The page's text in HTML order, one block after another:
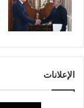
الإعلانات